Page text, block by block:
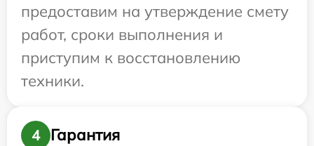
предоставим на утверждение смету
работ, сроки выполнения и
приступим к восстановлению
техники.
4 Гарантия